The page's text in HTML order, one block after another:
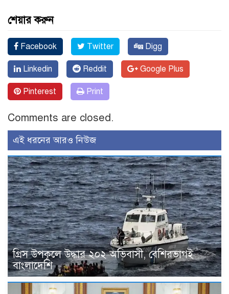
শেয়ার করুন
Facebook Twitter Digg
Linkedin Reddit Google Plus
Pinterest Print
Comments are closed.
এই ধরনের আরও নিউজ
গ্রিস উপকূলে উদ্ধার ২০২ অভিবাসী, বেশিরভাগই
বাংলাদেশি